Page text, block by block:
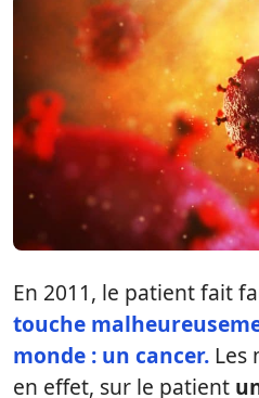
En 2011, le patient fait
touche
monde : un cancer. Les
en effet, sur le patient